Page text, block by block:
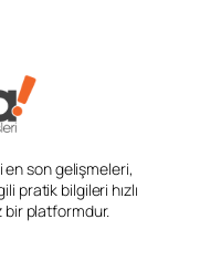
en son gelişmeleri,
pratik bilgileri hızlı
bir platformdur.